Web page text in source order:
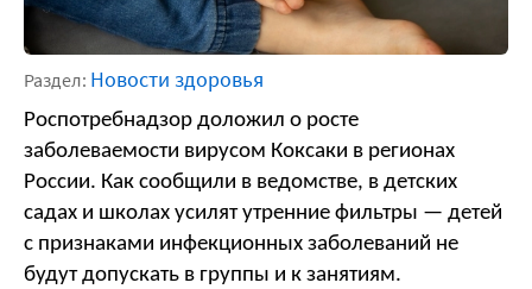
Раздел: Новости здоровья
Роспотребнадзор доложил о росте
заболеваемости вирусом Коксаки в регионах
России. Как сообщили в ведомстве, в детских
садах и школах усилят утренние фильтры — детей
с признаками инфекционных заболеваний не
будут допускать в группы и к занятиям.